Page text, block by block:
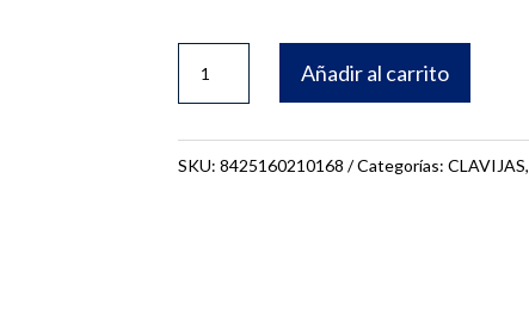
TV
Añadir al carrito
SKU: 8425160210168 Categorías: CLAVIJAS,